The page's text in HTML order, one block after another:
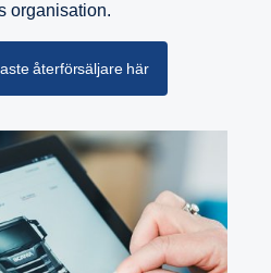
Retarder
dessutom uppdaterats och
den nu kan leverera ett
vid ett kardanaxelvarvtal
organisation.
återförsäljare här